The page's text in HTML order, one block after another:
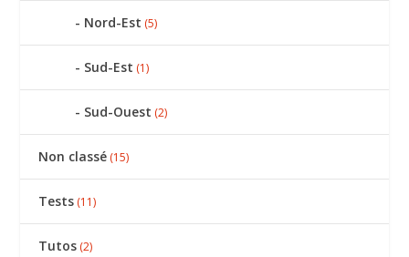
Nord-Est (5)
Sud-Est (1)
Sud-Ouest (2)
Non classé (15)
Tests (11)
Tutos (2)